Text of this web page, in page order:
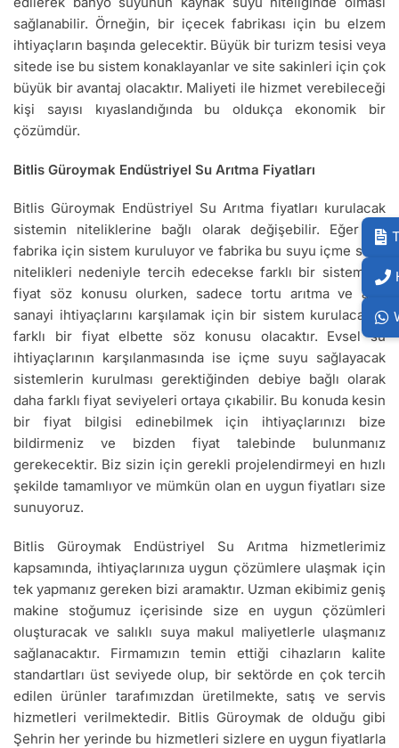
sağlanabilir. Örneğin, bir içecek fabrikası için bu elzem
ihtiyaçların başında gelecektir. Büyük bir turizm tesisi veya
sitede ise bu sistem konaklayanlar ve site sakinleri için çok
büyük bir avantaj olacaktır. Maliyeti ile hizmet verebileceği
kişi sayısı kıyaslandığında bu oldukça ekonomik bir
çözümdür.
Bitlis Güroymak Endüstriyel Su Arıtma Fiyatları
Bitlis Güroymak Endüstriyel Su Arıtma fiyatları kurulacak
sistemin niteliklerine bağlı olarak değişebilir. Eğer bir
fabrika için sistem kuruluyor ve fabrika bu suyu içme suyu
nitelikleri nedeniyle tercih edecekse farklı bir sistem ve
fiyat söz konusu olurken, sadece tortu arıtma ve ağır
sanayi ihtiyaçlarını karşılamak için bir sistem kurulacaksa
farklı bir fiyat elbette söz konusu olacaktır. Evsel su
ihtiyaçlarının karşılanmasında ise içme suyu sağlayacak
sistemlerin kurulması gerektiğinden debiye bağlı olarak
daha farklı fiyat seviyeleri ortaya çıkabilir. Bu konuda kesin
bir fiyat bilgisi edinebilmek için ihtiyaçlarınızı bize
bildirmeniz ve bizden fiyat talebinde bulunmanız
gerekecektir. Biz sizin için gerekli projelendirmeyi en hızlı
şekilde tamamlıyor ve mümkün olan en uygun fiyatları size
sunuyoruz.
Bitlis Güroymak Endüstriyel Su Arıtma hizmetlerimiz
kapsamında, ihtiyaçlarınıza uygun çözümlere ulaşmak için
tek yapmanız gereken bizi aramaktır. Uzman ekibimiz geniş
makine stoğumuz içerisinde size en uygun çözümleri
oluşturacak ve salıklı suya makul maliyetlerle ulaşmanız
sağlanacaktır. Firmamızın temin ettiği cihazların kalite
standartları üst seviyede olup, bir sektörde en çok tercih
edilen ürünler tarafımızdan üretilmekte, satış ve servis
hizmetleri verilmektedir. Bitlis Güroymak de olduğu gibi
Şehrin her yerinde bu hizmetleri sizlere en uygun fiyatlarla